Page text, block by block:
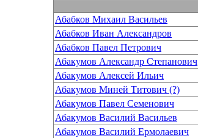
Абабков Михаил Васильев
Абабков Иван Александров
Абабков Павел Петрович
Абакумов Александр Степанович
Абакумов Алексей Ильич
Абакумов Миней Титович (?)
Абакумов Павел Семенович
Абакумов Василий Васильев
Абакумов Василий Ермолаевич